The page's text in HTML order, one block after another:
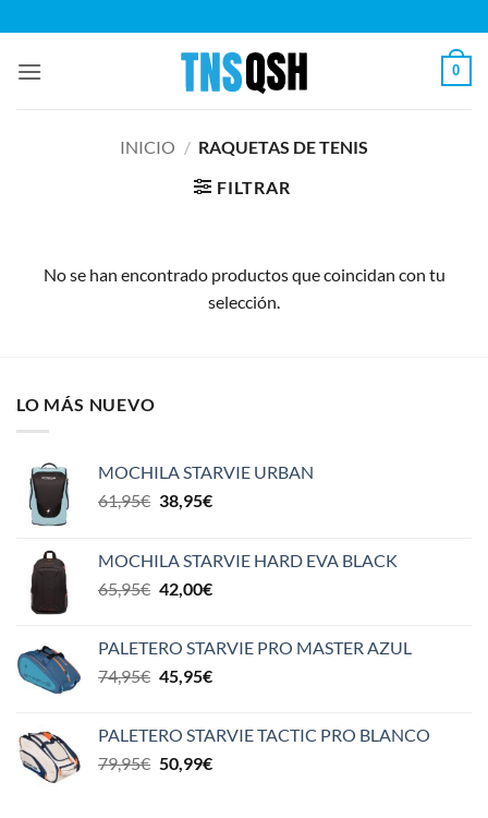
al
contenido
0
INICIO / RAQUETAS DE TENIS
FILTRAR
No se han encontrado productos que coincidan con tu
selección.
LO MÁS NUEVO
MOCHILA STARVIE URBAN
61,95€ El
era:
61,95€.
38,95€El
es:
38,95€.
MOCHILA STARVIE HARD EVA BLACK
65,95€ El
era:
65,95€.
42,00€El
es:
42,00€.
PALETERO STARVIE PRO MASTER AZUL
74,95€ El
era:
74,95€.
45,95€El
es:
45,95€.
PALETERO STARVIE TACTIC PRO BLANCO
79,95€ El
50,99€El